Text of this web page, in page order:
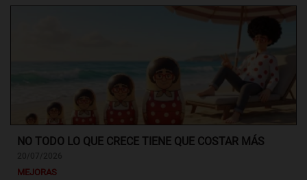
NO TODO LO QUE CRECE TIENE QUE COSTAR MÁS
MEJORAS